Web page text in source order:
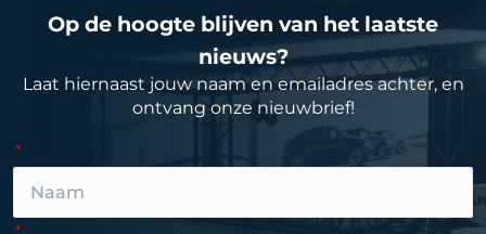
Op de hoogte blijven van het laatste
nieuws?
Laat hiernaast jouw naam en emailadres achter, en
ontvang onze nieuwbrief!